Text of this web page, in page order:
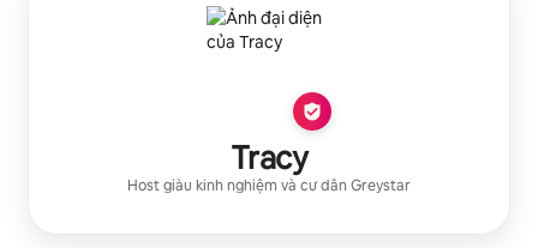
Tracy
Host giàu kinh nghiệm và cư dân Greystar